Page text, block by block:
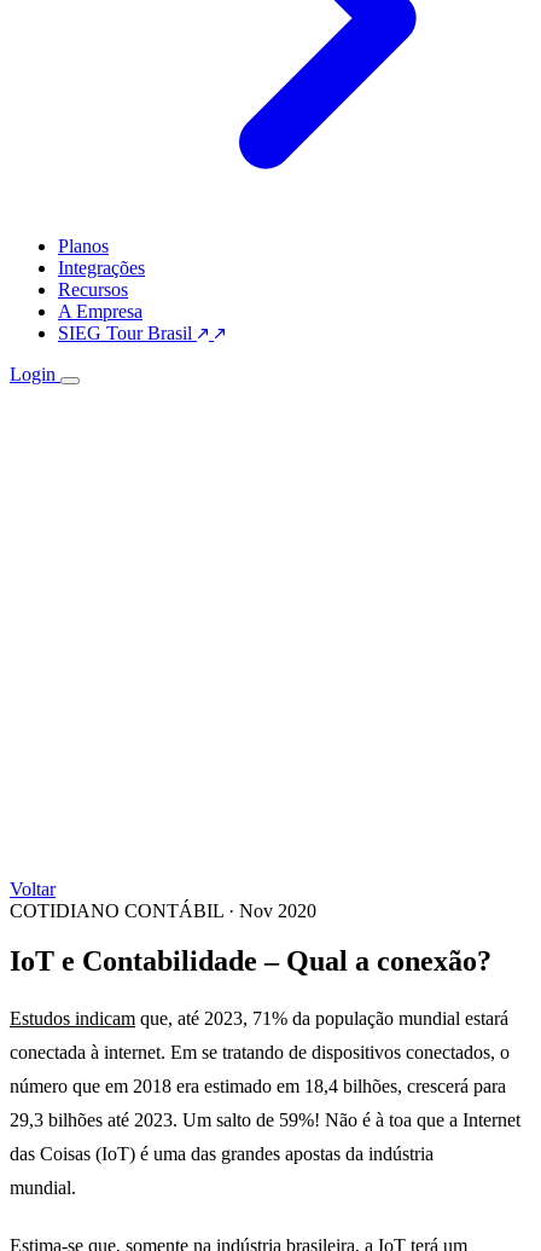
Planos
Integrações
Recursos
A Empresa
SIEG Tour Brasil
Login
Voltar
COTIDIANO CONTÁBIL · Nov 2020
IoT e Contabilidade – Qual a conexão?
Estudos indicam que, até 2023, 71% da população mundial estará
conectada à internet. Em se tratando de dispositivos conectados, o
número que em 2018 era estimado em 18,4 bilhões, crescerá para
29,3 bilhões até 2023. Um salto de 59%! Não é à toa que a Internet
das Coisas (IoT) é uma das grandes apostas da indústria
mundial.
Estima-se que, somente na indústria brasileira, a IoT terá um